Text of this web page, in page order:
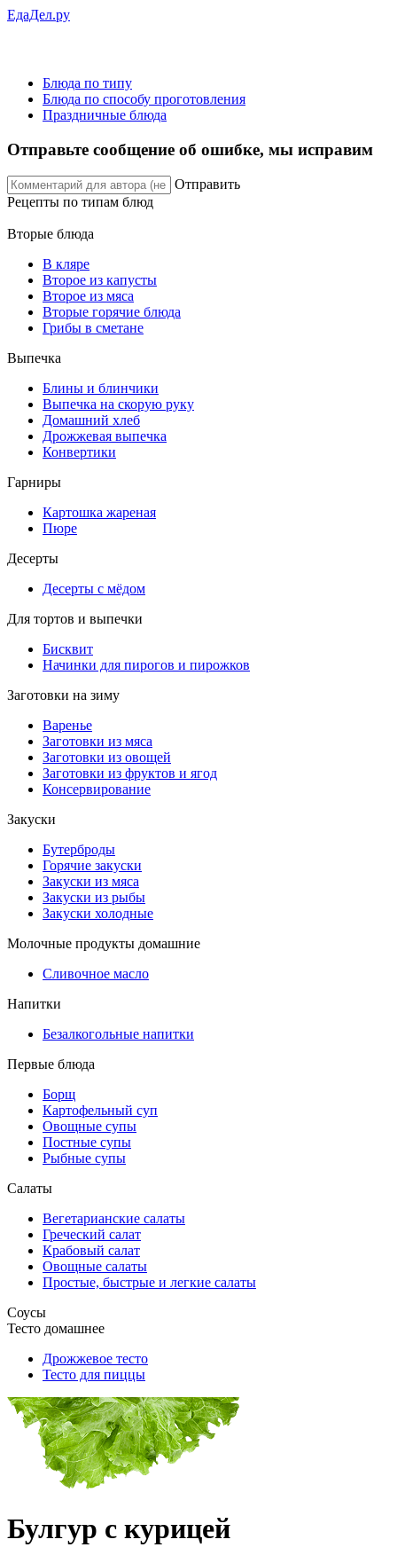
ЕдаДел.ру
Блюда по типу
Блюда по способу проготовления
Праздничные блюда
Отправьте сообщение об ошибке, мы исправим
Отправить
Рецепты по типам блюд
Вторые блюда
В кляре
Второе из капусты
Второе из мяса
Вторые горячие блюда
Грибы в сметане
Выпечка
Блины и блинчики
Выпечка на скорую руку
Домашний хлеб
Дрожжевая выпечка
Конвертики
Гарниры
Картошка жареная
Пюре
Десерты
Десерты с мёдом
Для тортов и выпечки
Бисквит
Начинки для пирогов и пирожков
Заготовки на зиму
Варенье
Заготовки из мяса
Заготовки из овощей
Заготовки из фруктов и ягод
Консервирование
Закуски
Бутерброды
Горячие закуски
Закуски из мяса
Закуски из рыбы
Закуски холодные
Молочные продукты домашние
Сливочное масло
Напитки
Безалкогольные напитки
Первые блюда
Борщ
Картофельный суп
Овощные супы
Постные супы
Рыбные супы
Салаты
Вегетарианские салаты
Греческий салат
Крабовый салат
Овощные салаты
Простые, быстрые и легкие салаты
Соусы
Тесто домашнее
Дрожжевое тесто
Тесто для пиццы
Булгур с курицей